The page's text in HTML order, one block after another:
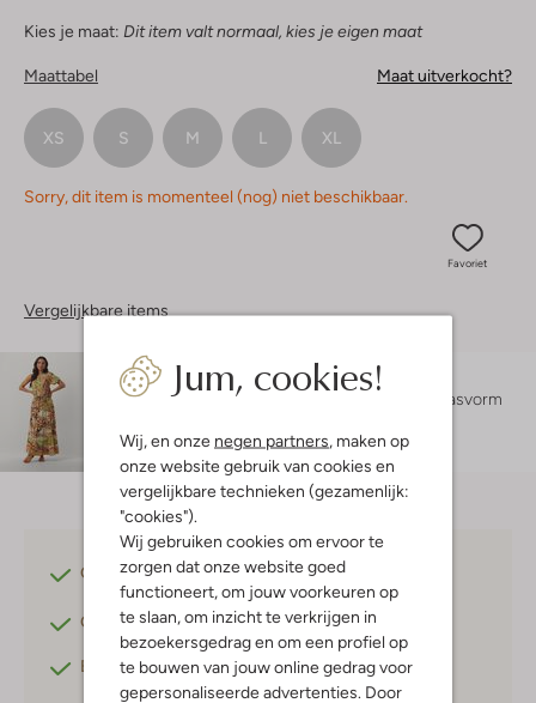
Jum, cookies!
Wij, en onze negen partners, maken op
onze website gebruik van cookies en
vergelijkbare technieken (gezamenlijk:
"cookies").
Wij gebruiken cookies om ervoor te
zorgen dat onze website goed
functioneert, om jouw voorkeuren op
te slaan, om inzicht te verkrijgen in
bezoekersgedrag en om een profiel op
te bouwen van jouw online gedrag voor
gepersonaliseerde advertenties. Door
Kies je maat: Dit item valt normaal, kies je eigen maat
Maattabel Maat uitverkocht?
XS S M L XL
Sorry, dit item is momenteel (nog) niet beschikbaar.
Favoriet
Vergelijkbare items
Maatadvies
Lexi is 1 meter 75 lang en draagt maat S.
De pasvorm
Gratis verzendingvanaf €75,-
Gratis retournerenbinnen 30 dagen*
Betaal achterafmet Klarna